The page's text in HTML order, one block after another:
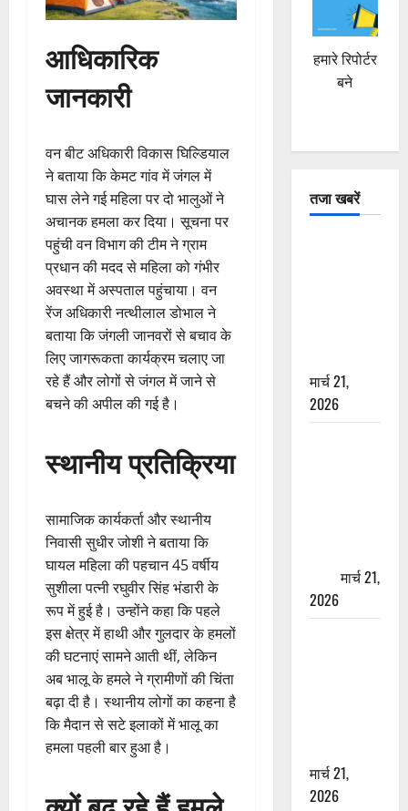
आधिकारिक
जानकारी
वन बीट अधिकारी विकास घिल्डियाल
ने बताया कि केमट गांव में जंगल में
घास लेने गई महिला पर दो भालुओं ने
अचानक हमला कर दिया। सूचना पर
पहुंची वन विभाग की टीम ने ग्राम
प्रधान की मदद से महिला को गंभीर
अवस्था में अस्पताल पहुंचाया। वन
रेंज अधिकारी नत्थीलाल डोभाल ने
बताया कि जंगली जानवरों से बचाव के
लिए जागरूकता कार्यक्रम चलाए जा
रहे हैं और लोगों से जंगल में जाने से
बचने की अपील की गई है।
स्थानीय प्रतिक्रिया
सामाजिक कार्यकर्ता और स्थानीय
निवासी सुधीर जोशी ने बताया कि
घायल महिला की पहचान 45 वर्षीय
सुशीला पत्नी रघुवीर सिंह भंडारी के
रूप में हुई है। उन्होंने कहा कि पहले
इस क्षेत्र में हाथी और गुलदार के हमलों
की घटनाएं सामने आती थीं, लेकिन
अब भालू के हमले ने ग्रामीणों की चिंता
बढ़ा दी है। स्थानीय लोगों का कहना है
कि मैदान से सटे इलाकों में भालू का
हमला पहली बार हुआ है।
हमारे रिपोर्टर
बने
तजा खबरें
मार्च 21,
2026
मार्च 21,
2026
मार्च 21,
2026